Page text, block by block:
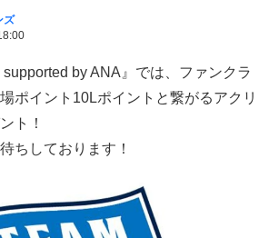
ズ
supported by ANA』では、ファンクラ
ポイント10Lポイントと繋がるアクリ
ト！
ちしております！